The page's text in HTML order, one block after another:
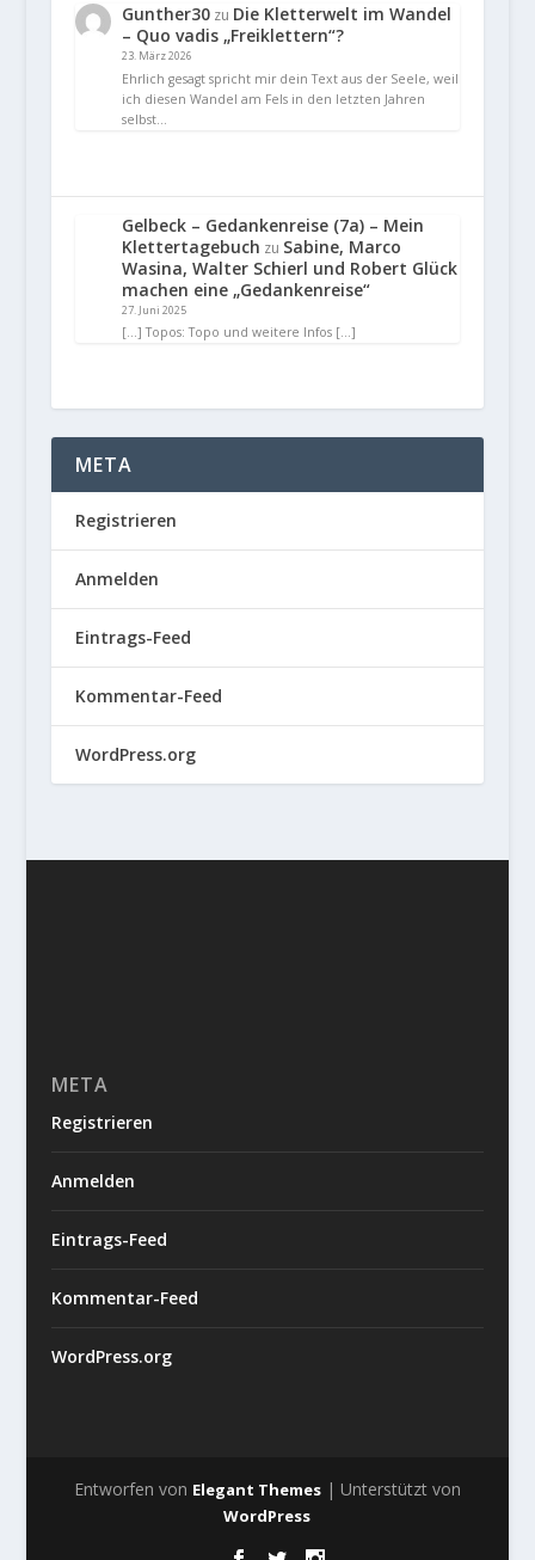
Gunther30zu Die Kletterwelt im Wandel
– Quo vadis „Freiklettern“?
23. März 2026
Ehrlich gesagt spricht mir dein Text aus der Seele, weil
ich diesen Wandel am Fels in den letzten Jahren
selbst…
Gelbeck – Gedankenreise (7a) – Mein
Klettertagebuch zu Sabine, Marco
Wasina, Walter Schierl und Robert Glück
machen eine „Gedankenreise“
27. Juni 2025
[…] Topos: Topo und weitere Infos […]
META
Registrieren
Anmelden
Eintrags-Feed
Kommentar-Feed
WordPress.org
META
Registrieren
Anmelden
Eintrags-Feed
Kommentar-Feed
WordPress.org
Entworfen von Elegant Themes| Unterstützt von
WordPress